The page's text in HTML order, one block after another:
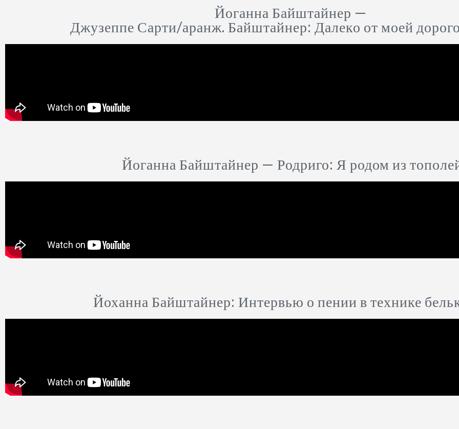
Йоганна Байштайнер —
Джузеппе Сарти/аранж. Байштайнер: Далеко от моей
Йоганна Байштайнер — Родриго: Я родом из
Йоханна Байштайнер: Интервью о пении в технике